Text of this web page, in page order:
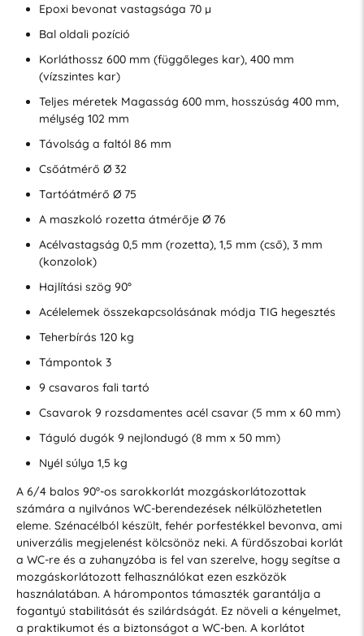
Epoxi bevonat vastagsága 70 µ
Bal oldali pozíció
Korláthossz 600 mm (függőleges kar), 400 mm
(vízszintes kar)
Teljes méretek Magasság 600 mm, hosszúság 400 mm,
mélység 102 mm
Távolság a faltól 86 mm
Csőátmérő Ø 32
Tartóátmérő Ø 75
A maszkoló rozetta átmérője Ø 76
Acélvastagság 0,5 mm (rozetta), 1,5 mm (cső), 3 mm
(konzolok)
Hajlítási szög 90°
Acélelemek összekapcsolásának módja TIG hegesztés
Teherbírás 120 kg
Támpontok 3
9 csavaros fali tartó
Csavarok 9 rozsdamentes acél csavar (5 mm x 60 mm)
Táguló dugók 9 nejlondugó (8 mm x 50 mm)
Nyél súlya 1,5 kg
A 6/4 balos 90º-os sarokkorlát mozgáskorlátozottak
számára a nyilvános WC-berendezések nélkülözhetetlen
eleme. Szénacélból készült, fehér porfestékkel bevonva, ami
univerzális megjelenést kölcsönöz neki. A fürdőszobai korlát
a WC-re és a zuhanyzóba is fel van szerelve, hogy segítse a
mozgáskorlátozott felhasználókat ezen eszközök
használatában. A hárompontos támaszték garantálja a
fogantyú stabilitását és szilárdságát. Ez növeli a kényelmet,
a praktikumot és a biztonságot a WC-ben. A korlátot